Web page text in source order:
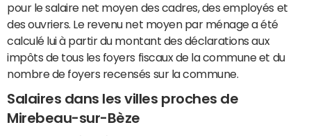
pour le salaire net moyen des cadres, des employés et
des ouvriers. Le revenu net moyen par ménage a été
calculé lui à partir du montant des déclarations aux
impôts de tous les foyers fiscaux de la commune et du
nombre de foyers recensés sur la commune.
Salaires dans les villes proches de
Mirebeau-sur-Bèze